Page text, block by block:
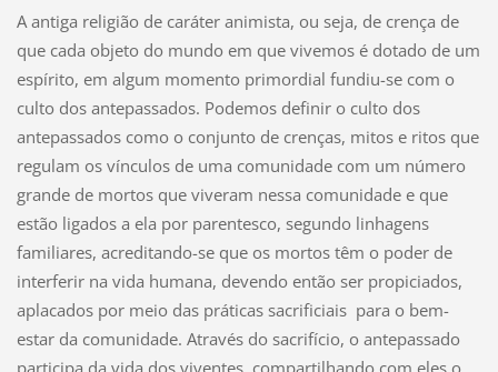
A antiga religião de caráter animista, ou seja, de crença de
que cada objeto do mundo em que vivemos é dotado de um
espírito, em algum momento primordial fundiu-se com o
culto dos antepassados. Podemos definir o culto dos
antepassados como o conjunto de crenças, mitos e ritos que
regulam os vínculos de uma comunidade com um número
grande de mortos que viveram nessa comunidade e que
estão ligados a ela por parentesco, segundo linhagens
familiares, acreditando-se que os mortos têm o poder de
interferir na vida humana, devendo então ser propiciados,
aplacados por meio das práticas sacrificiais para o bem-
estar da comunidade. Através do sacrifício, o antepassado